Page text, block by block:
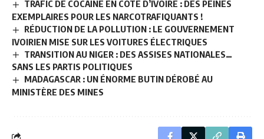
TRAFIC DE COCAÏNE EN CÔTE D’IVOIRE : DES PEINES
EXEMPLAIRES POUR LES NARCOTRAFIQUANTS !
RÉDUCTION DE LA POLLUTION : LE GOUVERNEMENT
IVOIRIEN MISE SUR LES VOITURES ÉLECTRIQUES
TRANSITION AU NIGER : DES ASSISES NATIONALES…
SANS LES PARTIS POLITIQUES
MADAGASCAR : UN ÉNORME BUTIN DÉROBÉ AU
MINISTÈRE DES MINES